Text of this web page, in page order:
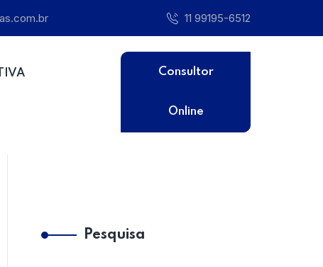
11 99195-6512
Consultor
Online
Pesquisa